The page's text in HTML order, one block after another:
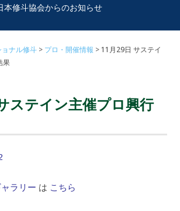
本修斗協会からのお知らせ
ナル修斗 プロ・開催情報
11月29日 サステイ
果
ステイン主催プロ興行
ラリー は こちら